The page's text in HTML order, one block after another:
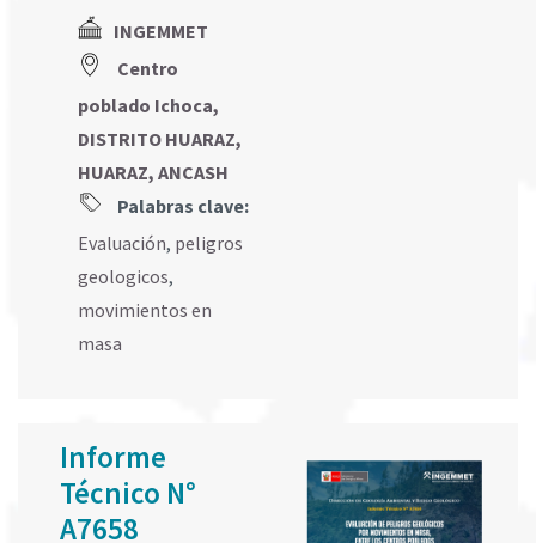
INGEMMET
Centro
poblado Ichoca,
DISTRITO HUARAZ,
HUARAZ, ANCASH
Palabras clave:
Evaluación, peligros
geologicos,
movimientos en
masa
Informe
Técnico N°
A7658